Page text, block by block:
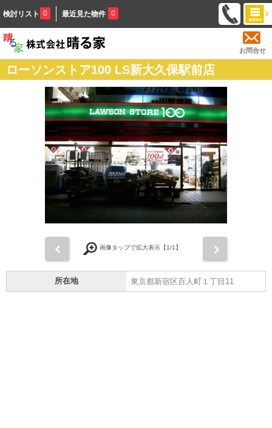
検討リスト 0 最近見た物件 0
お問合せ
ローソンストア100 LS新大久保駅前店
画像タップで拡大表示【1/1】
所在地 東京都新宿区百人町１丁目11